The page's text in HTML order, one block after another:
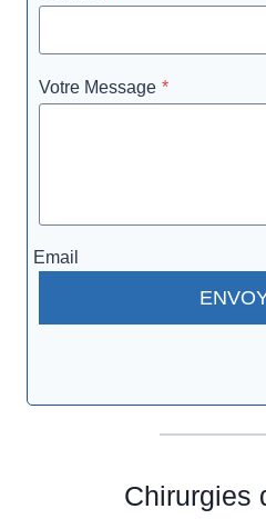
Votre Message *
Email
Chirurgies